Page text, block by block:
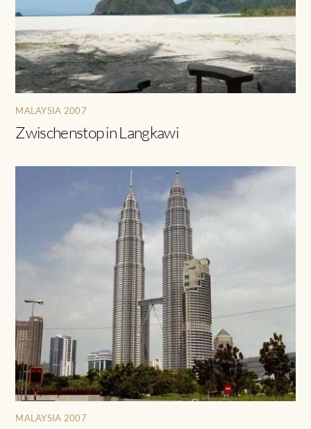
MALAYSIA 2007
Zwischenstop in Langkawi
MALAYSIA 2007